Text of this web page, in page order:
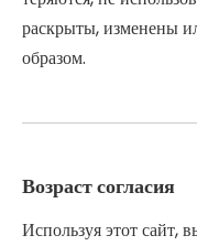
раскрыты, изменены
образом.
Возраст согласия
Используя этот сайт,